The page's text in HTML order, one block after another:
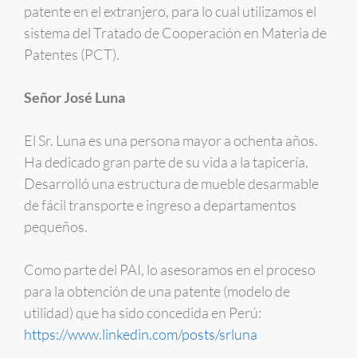
patente en el extranjero, para lo cual utilizamos el
sistema del Tratado de Cooperación en Materia de
Patentes (PCT).
Señor José Luna
El Sr. Luna es una persona mayor a ochenta años.
Ha dedicado gran parte de su vida a la tapicería.
Desarrolló una estructura de mueble desarmable
de fácil transporte e ingreso a departamentos
pequeños.
Como parte del PAI, lo asesoramos en el proceso
para la obtención de una patente (modelo de
utilidad) que ha sido concedida en Perú:
https://www.linkedin.com/posts/srluna